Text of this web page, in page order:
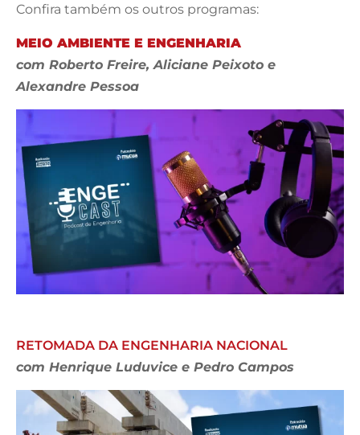
Confira também os outros programas:
MEIO AMBIENTE E ENGENHARIA
com Roberto Freire, Aliciane Peixoto e
Alexandre Pessoa
RETOMADA DA ENGENHARIA NACIONAL
com Henrique Luduvice e Pedro Campos